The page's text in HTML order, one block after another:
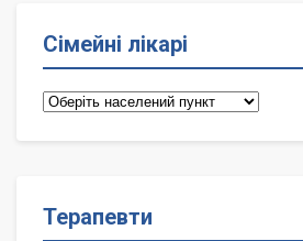
Сімейні лікарі
Сімейні
Терапевти